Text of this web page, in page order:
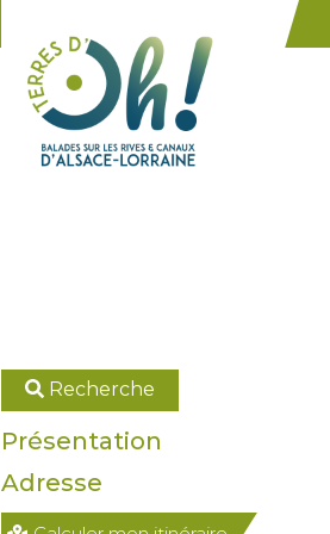
Recherche
Présentation
Adresse